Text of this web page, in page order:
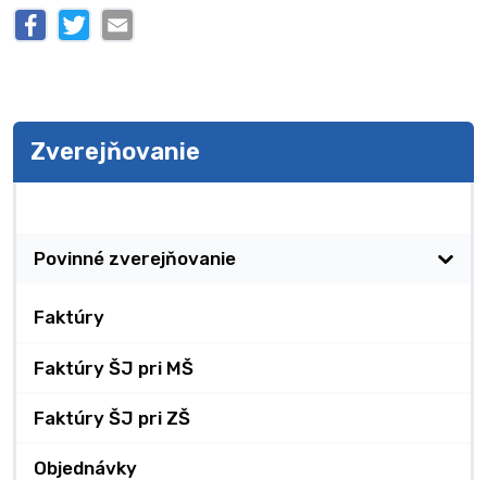
Zverejňovanie
Povinné zverejňovanie
Faktúry
Faktúry ŠJ pri MŠ
Faktúry ŠJ pri ZŠ
Objednávky